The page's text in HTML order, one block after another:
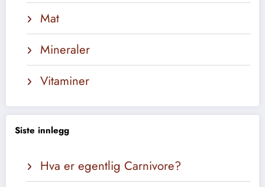
Mat
Mineraler
Vitaminer
Siste innlegg
Hva er egentlig Carnivore?